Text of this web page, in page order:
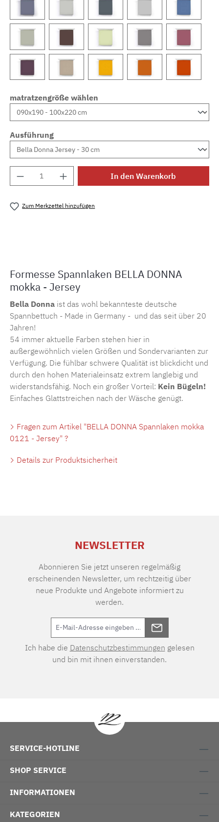
matratzengröße wählen
Ausführung
Produkt Anzahl: Gib den gewünschten
In den Warenkorb
Zum Merkzettel hinzufügen
Formesse Spannlaken BELLA DONNA
mokka - Jersey
Bella Donna ist das wohl bekannteste deutsche
Spannbettuch - Made in Germany - und das seit über 20
Jahren!
54 immer aktuelle Farben stehen hier in
außergewöhnlich vielen Größen und Sondervarianten zur
Verfügung. Die fühlbar schwere Qualität ist blickdicht und
durch den hohen Materialeinsatz extrem langlebig und
widerstandsfähig. Noch ein großer Vorteil: Kein Bügeln!
Einfaches Glattstreichen nach der Wäsche genügt.
Fragen zum Artikel "BELLA DONNA Spannlaken mokka
0121 - Jersey" ?
Details zur Produktsicherheit
NEWSLETTER
Abonnieren Sie jetzt unseren regelmäßig
erscheinenden Newsletter, um rechtzeitig über
neue Produkte und Angebote informiert zu
werden.
Ich habe die Datenschutzbestimmungen gelesen
und bin mit ihnen einverstanden.
SERVICE-HOTLINE
SHOP SERVICE
INFORMATIONEN
KATEGORIEN